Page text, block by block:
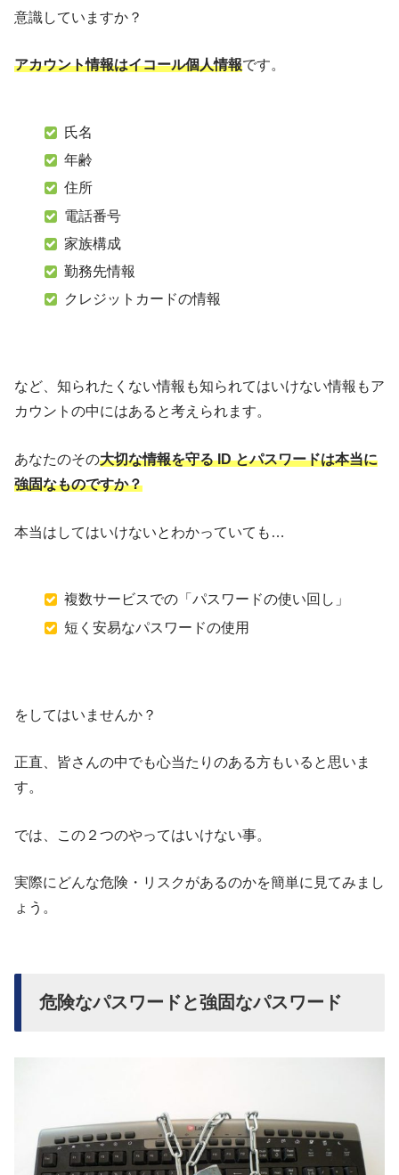
意識していますか？
アカウント情報はイコール個人情報です。
氏名
年齢
住所
電話番号
家族構成
勤務先情報
クレジットカードの情報
など、知られたくない情報も知られてはいけない情報もア
カウントの中にはあると考えられます。
あなたのその大切な情報を守る ID とパスワードは本当に
強固なものですか？
本当はしてはいけないとわかっていても…
複数サービスでの「パスワードの使い回し」
短く安易なパスワードの使用
をしてはいませんか？
正直、皆さんの中でも心当たりのある方もいると思いま
す。
では、この２つのやってはいけない事。
実際にどんな危険・リスクがあるのかを簡単に見てみまし
ょう。
危険なパスワードと強固なパスワード